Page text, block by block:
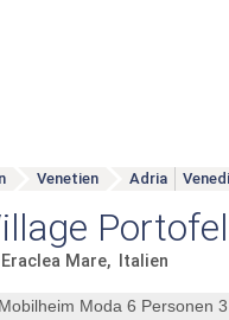
Venetien Adria
Eraclea Mare Italien